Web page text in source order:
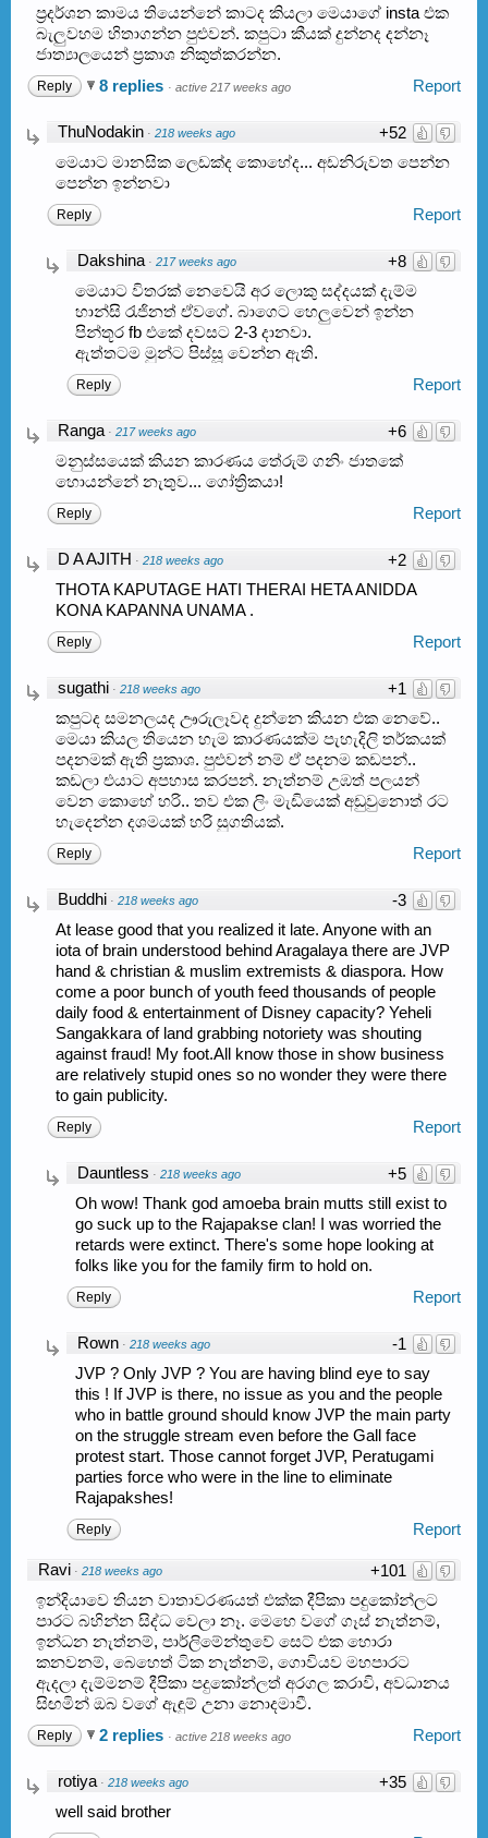
ප්‍රදර්ශන කාමය තියෙන්නේ කාටද කියලා මෙයාගේ insta එක
බැලුවහම හිතාගන්න පුළුවන්. කපුටා කීයක් දුන්නද දන්නෑ
ජාත්‍යාලයෙන් ප්‍රකාශ නිකුත්කරන්න.
Report
Reply 8 replies · active 217 weeks ago
+52
ThuNodakin · 218 weeks ago
මෙයාට මානසික ලෙඩක්ද කොහේද... අඩනිරුවත පෙන්න
පෙන්න ඉන්නවා
Report
Reply
+8
Dakshina · 217 weeks ago
මෙයාට විතරක් නෙවෙයි අර ලොකු සද්දයක් දැම්ම
හාන්සි රැජිනත් ඒවගේ. බාගෙට හෙලුවෙන් ඉන්න
පින්තූර fb එකේ දවසට 2-3 දානවා.
ඇත්තටම මුන්ට පිස්සූ වෙන්න ඇති.
Report
Reply
+6
Ranga · 217 weeks ago
මනුස්සයෙක් කියන කාරණය තේරුම් ගනිං ජාතකේ
හොයන්නේ නැතුව... ගෝත්‍රිකයා!
Report
Reply
+2
D A AJITH · 218 weeks ago
THOTA KAPUTAGE HATI THERAI HETA ANIDDA
KONA KAPANNA UNAMA .
Report
Reply
+1
sugathi · 218 weeks ago
කපුටද සමනලයද ඌරුලෑවද දුන්නෙ කියන එක නෙවේ..
මෙයා කියල තියෙන හැම කාරණයක්ම පැහැදිලි තර්කයක්
පදනමක් ඇති ප්‍රකාශ. පුළුවන් නම් ඒ පදනම කඩපන්..
කඩලා එයාට අපහාස කරපන්. නැත්නම් උඹත් පලයන්
වෙන කොහේ හරි.. තව එක ලිං මැඩියෙක් අඩුවුනොත් රට
හැදෙන්න දශමයක් හරි සුගතියක්.
Report
Reply
-3
Buddhi · 218 weeks ago
At lease good that you realized it late. Anyone with an
iota of brain understood behind Aragalaya there are JVP
hand & christian & muslim extremists & diaspora. How
come a poor bunch of youth feed thousands of people
daily food & entertainment of Disney capacity? Yeheli
Sangakkara of land grabbing notoriety was shouting
against fraud! My foot.All know those in show business
are relatively stupid ones so no wonder they were there
to gain publicity.
Report
Reply
+5
Dauntless · 218 weeks ago
Oh wow! Thank god amoeba brain mutts still exist to
go suck up to the Rajapakse clan! I was worried the
retards were extinct. There's some hope looking at
folks like you for the family firm to hold on.
Report
Reply
-1
Rown · 218 weeks ago
JVP ? Only JVP ? You are having blind eye to say
this ! If JVP is there, no issue as you and the people
who in battle ground should know JVP the main party
on the struggle stream even before the Gall face
protest start. Those cannot forget JVP, Peratugami
parties force who were in the line to eliminate
Rajapakshes!
Report
Reply
+101
Ravi · 218 weeks ago
ඉන්දියාවෙ තියන වාතාවරණයත් එක්ක දීපිකා පදුකෝන්ලට
පාරට බහින්න සිද්ධ වෙලා නෑ. මෙහෙ වගේ ගෑස් නැත්නම්,
ඉන්ධන නැත්නම්, පාර්ලිමේන්තුවේ සෙට් එක හොරා
කනවනම්, බෙහෙත් ටික නැත්නම්, ගොවියව මහපාරට
ඇදලා දැම්මනම් දීපිකා පදුකෝන්ලත් අරගල කරාවි, අවධානය
සිඟමින් ඔබ වගේ ඇඳුම් උනා නොදමාවී.
Report
Reply 2 replies · active 218 weeks ago
+35
rotiya · 218 weeks ago
well said brother